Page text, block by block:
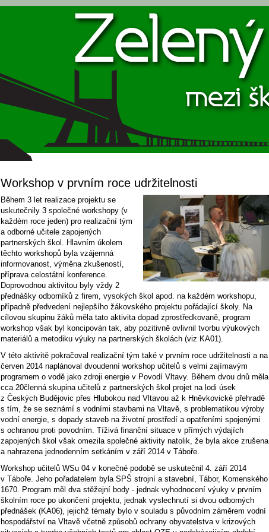
Workshop v prvním roce udržitelnosti
Během 3 let realizace projektu se
uskutečnily 3 společné workshopy (v
každém roce jeden) pro realizační tým
a odborné učitele zapojených
partnerských škol. Hlavním úkolem
těchto workshopů byla vzájemná
informovanost, výměna zkušeností,
příprava celostátní konference.
Doprovodnou aktivitou byly vždy 2
přednášky odborníků z firem, vysokých škol apod. na každém workshopu,
případně předvedení nejlepšího žákovského projektu pořádající školy. Na
cílovou skupinu žáků měla tato aktivita dopad zprostředkovaně, program
workshop však byl koncipován tak, aby pozitivně ovlivnil tvorbu výukových
materiálů a metodiku výuky na partnerských školách (viz KA01).
V této aktivitě pokračoval realizační tým také v prvním roce udržitelnosti a na
červen 2014 naplánoval dvoudenní workshop učitelů s velmi zajímavým
programem o vodě jako zdroji energie v Povodí Vltavy. Během dvou dnů měla
cca 20členná skupina učitelů z partnerských škol projet na lodi úsek
z Českých Budějovic přes Hlubokou nad Vltavou až k Hněvkovické přehradě
s tím, že se seznámí s vodními stavbami na Vltavě, s problematikou výroby
vodní energie, s dopady staveb na životní prostředí a opatřeními spojenými
s ochranou proti povodním. Tíživá finanční situace v přímých výdajích
zapojených škol však omezila společné aktivity natolik, že byla akce zrušena
a nahrazena jednodenním setkáním v září 2014 v Táboře.
Workshop učitelů WSu 04 v konečné podobě se uskutečnil 4. září 2014
v Táboře. Jeho pořadatelem byla SPŠ strojní a stavební, Tábor, Komenského
1670. Program měl dva stěžejní body - jednak vyhodnocení výuky v prvním
školním roce po ukončení projektu, jednak vyslechnutí si dvou odborných
přednášek (KA06), jejichž tématy bylo v souladu s původním záměrem vodní
hospodářství na Vltavě včetně způsobů ochrany obyvatelstva v krizových